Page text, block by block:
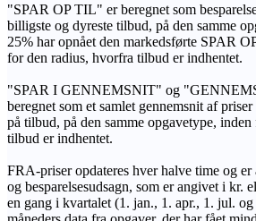
"SPAR OP TIL" er beregnet som
billigste og dyreste tilbud, på den samme
25% har opnået den markedsførte SPAR
for den radius, hvorfra tilbud er indhentet.
"SPAR I GENNEMSNIT" og
beregnet som et samlet gennemsnit af
på tilbud, på den samme opgavetype,
tilbud er indhentet.
FRA-priser opdateres hver halve time og
og besparelsesudsagn, som er angivet i kr.
en gang i kvartalet (1. jan., 1. apr., 1. jul. og